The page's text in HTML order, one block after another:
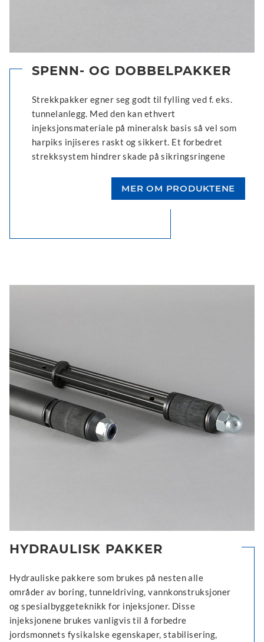
SPENN- OG DOBBELPAKKER
Strekkpakker egner seg godt til fylling ved f. eks.
tunnelanlegg. Med den kan ethvert
injeksjonsmateriale på mineralsk basis så vel som
harpiks injiseres raskt og sikkert. Et forbedret
strekksystem hindrer skade på sikringsringene
MER OM PRODUKTENE
HYDRAULISK PAKKER
Hydrauliske pakkere som brukes på nesten alle
områder av boring, tunneldriving, vannkonstruksjoner
og spesialbyggeteknikk for injeksjoner. Disse
injeksjonene brukes vanligvis til å forbedre
jordsmonnets fysikalske egenskaper, stabilisering,